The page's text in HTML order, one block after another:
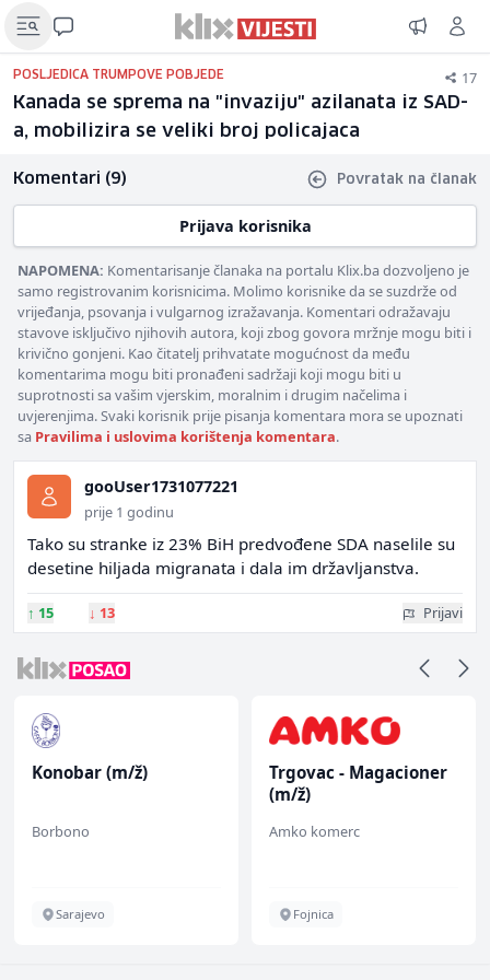
POSLJEDICA TRUMPOVE POBJEDE 17
Kanada se sprema na "invaziju" azilanata iz SAD-
a, mobilizira se veliki broj policajaca
Komentari (9) Povratak na članak
Prijava korisnika
NAPOMENA: Komentarisanje članaka na portalu Klix.ba dozvoljeno je
samo registrovanim korisnicima. Molimo korisnike da se suzdrže od
vrijeđanja, psovanja i vulgarnog izražavanja. Komentari odražavaju
stavove isključivo njihovih autora, koji zbog govora mržnje mogu biti i
krivično gonjeni. Kao čitatelj prihvatate mogućnost da među
komentarima mogu biti pronađeni sadržaji koji mogu biti u
suprotnosti sa vašim vjerskim, moralnim i drugim načelima i
uvjerenjima. Svaki korisnik prije pisanja komentara mora se upoznati
sa Pravilima i uslovima korištenja komentara.
gooUser1731077221
prije 1 godinu
Tako su stranke iz 23% BiH predvođene SDA naselile su
desetine hiljada migranata i dala im državljanstva.
↑ 15 ↓ 13 Prijavi
Konobar (m/ž)
Borbono
Sarajevo
Trgovac - Magacioner
(m/ž)
Amko komerc
Fojnica